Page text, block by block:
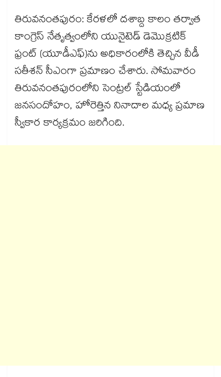
తిరువనంతపురం: కేరళలో దశాబ్ద కాలం తర్వాత
కాంగ్రెస్‌‌ నేతృత్వంలోని యునైటెడ్‌‌ డెమొక్రటిక్‌‌
ఫ్రంట్‌‌ (యూడీఎఫ్‌‌)ను అధికారంలోకి తెచ్చిన వీడీ
సతీశన్‌‌ సీఎంగా ప్రమాణం చేశారు. సోమవారం
తిరువనంతపురంలోని సెంట్రల్ స్టేడియంలో
జనసందోహం, హోరెత్తిన నినాదాల మధ్య ప్రమాణ
స్వీకార కార్యక్రమం జరిగింది.